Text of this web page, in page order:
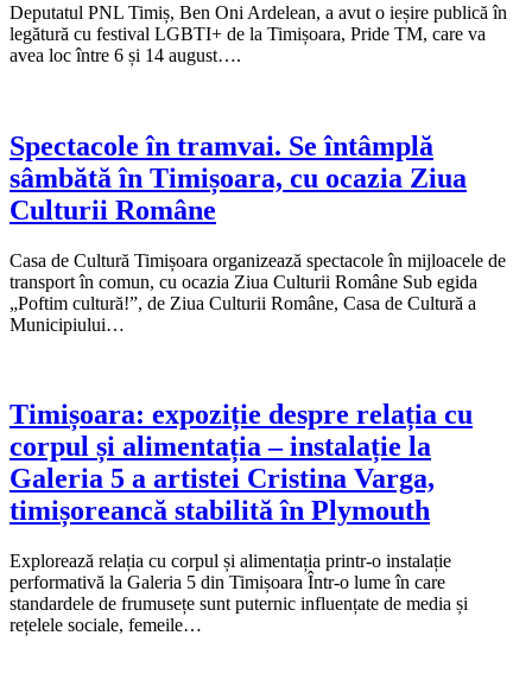
Deputatul PNL Timiș, Ben Oni Ardelean, a avut o ieșire publică în
legătură cu festival LGBTI+ de la Timișoara, Pride TM, care va
avea loc între 6 și 14 august….
Spectacole în tramvai. Se întâmplă
sâmbătă în Timișoara, cu ocazia Ziua
Culturii Române
Casa de Cultură Timișoara organizează spectacole în mijloacele de
transport în comun, cu ocazia Ziua Culturii Române Sub egida
„Poftim cultură!”, de Ziua Culturii Române, Casa de Cultură a
Municipiului…
Timișoara: expoziție despre relația cu
corpul și alimentația – instalație la
Galeria 5 a artistei Cristina Varga,
timișoreancă stabilită în Plymouth
Explorează relația cu corpul și alimentația printr-o instalație
performativă la Galeria 5 din Timișoara Într-o lume în care
standardele de frumusețe sunt puternic influențate de media și
rețelele sociale, femeile…